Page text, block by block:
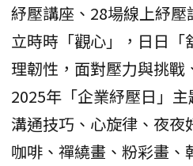
紓壓講座、28場線上紓
立時時「觀心」，日日
理韌性，面對壓力與挑戰
2025年「企業紓壓日」主
溝通技巧、心旋律、夜夜
咖啡、禪繞畫、粉彩畫、